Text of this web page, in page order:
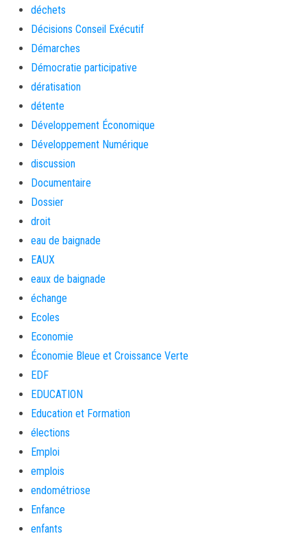
déchets
Décisions Conseil Exécutif
Démarches
Démocratie participative
dératisation
détente
Développement Économique
Développement Numérique
discussion
Documentaire
Dossier
droit
eau de baignade
EAUX
eaux de baignade
échange
Ecoles
Economie
Économie Bleue et Croissance Verte
EDF
EDUCATION
Education et Formation
élections
Emploi
emplois
endométriose
Enfance
enfants